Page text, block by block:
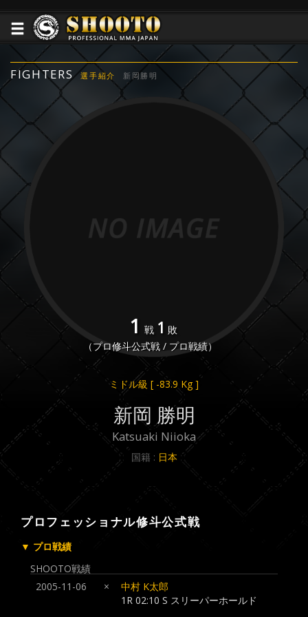
FIGHTERS 選手紹介 新岡勝明
1 戦 1 敗
（プロ修斗公式戦 / プロ戦績）
ミドル級 [ -83.9 Kg ]
新岡 勝明
Katsuaki Niioka
国籍 : 日本
プロフェッショナル修斗公式戦
▼ プロ戦績
SHOOTO戦績
2005-11-06
×
中村 K太郎
1R 02:10 S スリーパーホールド